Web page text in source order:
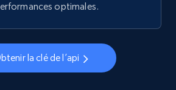
353+ Essai gratuit
optimales.
la clé de l’api